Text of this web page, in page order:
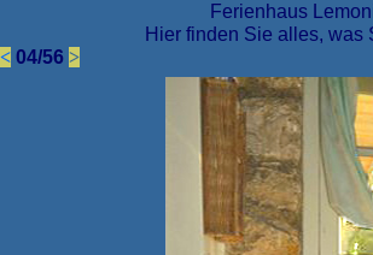
Ferienhaus
Hier finden Sie alles, was
< 04/56 >